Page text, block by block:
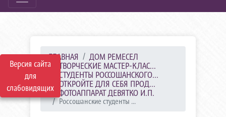
Версия сайта
для
слабовидящих
ГЛАВНАЯ
ДОМ РЕМЕСЕЛ
ТВОРЧЕСКИЕ МАСТЕР-КЛАС...
СТУДЕНТЫ РОССОШАНСКОГО...
ОТКРОЙТЕ ДЛЯ СЕБЯ ПРОД...
ФОТОАППАРАТ ДЕВЯТКО И.П.
Россошанские студенты ...